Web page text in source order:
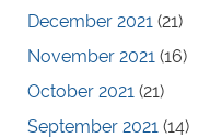
December 2021 (21)
November 2021 (16)
October 2021 (21)
September 2021 (14)